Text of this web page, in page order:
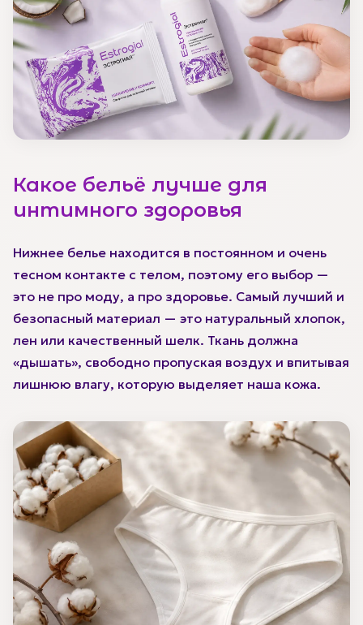
Какое бельё лучше для
интимного здоровья
Нижнее белье находится в постоянном и очень
тесном контакте с телом, поэтому его выбор —
это не про моду, а про здоровье. Самый лучший и
безопасный материал — это натуральный хлопок,
лен или качественный шелк. Ткань должна
«дышать», свободно пропуская воздух и впитывая
лишнюю влагу, которую выделяет наша кожа.